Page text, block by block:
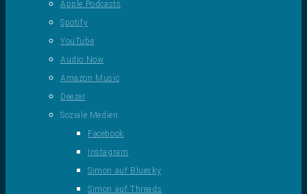
Apple Podcasts
Spotify
YouTube
Audio Now
Amazon Music
Deezer
Soziale Medien
Facebook
Instagram
Simon auf Bluesky
Simon auf Threads